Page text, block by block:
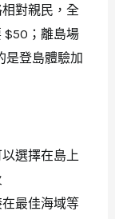
對親民，全
$50；離島場
是登島體驗加
選擇在島上
最佳海域等